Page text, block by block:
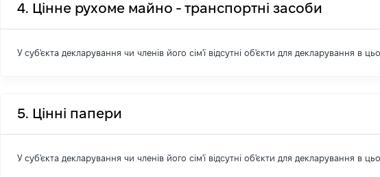
4. Цінне рухоме майно - транспортні засоби
У суб'єкта декларування чи членів його сім'ї відсутні об'єкти для декларування в
5. Цінні папери
У суб'єкта декларування чи членів його сім'ї відсутні об'єкти для декларування в